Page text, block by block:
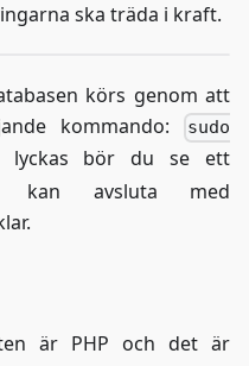
ska träda i kraft.
körs genom att
kommando:
sudo
lyckas bör du se ett
kan avsluta med
är PHP och det är